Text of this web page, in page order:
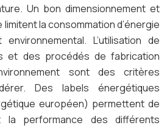
Un bon dimensionnement et
la consommation d’énergie
L’utilisation de
et des procédés de fabrication
sont des critères
Des labels énergétiques
européen) permettent de
la performance des différents